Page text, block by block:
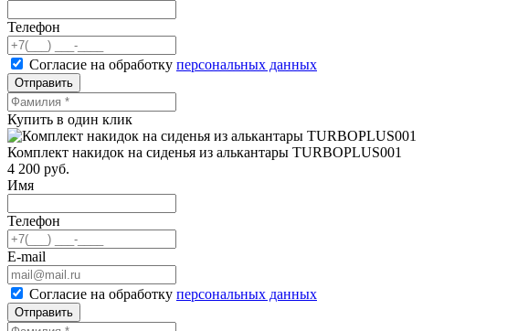
Телефон
Согласие на обработку персональных данных
Отправить
Купить в один клик
Комплект накидок на сиденья из алькантары TURBOPLUS001
4 200 руб.
Имя
Телефон
E-mail
Согласие на обработку персональных данных
Отправить